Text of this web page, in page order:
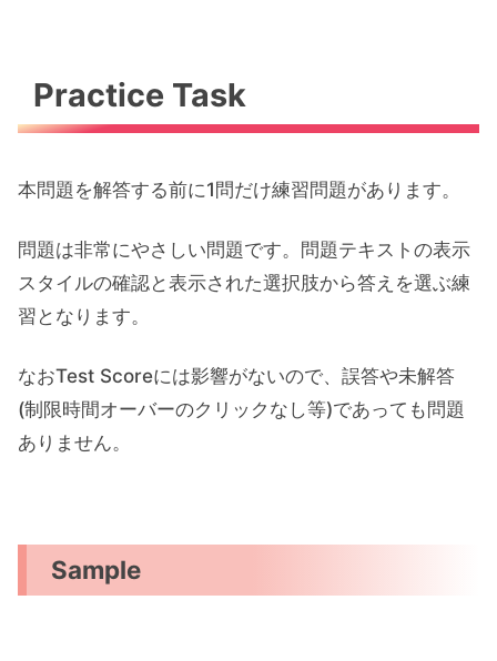
Practice Task
本問題を解答する前に1問だけ練習問題があります。
問題は非常にやさしい問題です。問題テキストの表示
スタイルの確認と表示された選択肢から答えを選ぶ練
習となります。
なおTest Scoreには影響がないので、誤答や未解答
(制限時間オーバーのクリックなし等)であっても問題
ありません。
Sample